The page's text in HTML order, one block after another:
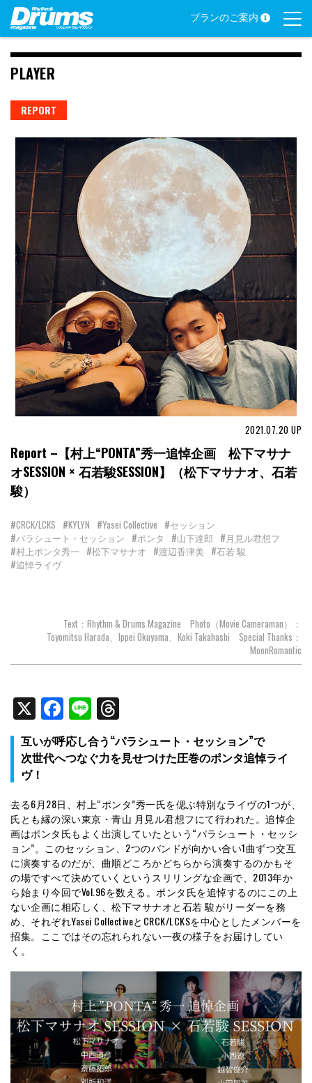
Skip
content
プランのご案内
PLAYER
REPORT
2021.07.20 UP
Report –【村上“PONTA”秀一追悼企画 松下マサナ
オSESSION × 石若駿SESSION】（松下マサナオ、石若
駿）
#CRCK/LCKS #KYLYN #Yasei Collective #セッション
#パラシュート・セッション #ポンタ #山下達郎 #月見ル君想フ
#村上ポンタ秀一 #松下マサナオ #渡辺香津美 #石若 駿
#追悼ライヴ
Text：Rhythm & Drums Magazine Photo（Movie Cameraman）：
Toyomitsu Harada、Ippei Okuyama、Koki Takahashi Special Thanks：
MoonRomantic
X Facebook
Line
互いが呼応し合う“パラシュート・セッション”で
次世代へつなぐ力を見せつけた圧巻のポンタ追悼ライ
ヴ！
去る6月28日、村上“ポンタ”秀一氏を偲ぶ特別なライヴの1つが、
氏とも縁の深い東京・青山 月見ル君想フにて行われた。追悼企
画はポンタ氏もよく出演していたという“パラシュート・セッシ
ョン”。このセッション、2つのバンドが向かい合い1曲ずつ交互
に演奏するのだが、曲順どころかどちらから演奏するのかもそ
の場ですべて決めていくというスリリングな企画で、2013年か
ら始まり今回でVol.96を数える。ポンタ氏を追悼するのにこの上
ない企画に相応しく、松下マサナオと石若 駿がリーダーを務
め、それぞれYasei CollectiveとCRCK/LCKSを中心としたメンバーを
招集。ここではその忘れられない一夜の様子をお届けしてい
く。